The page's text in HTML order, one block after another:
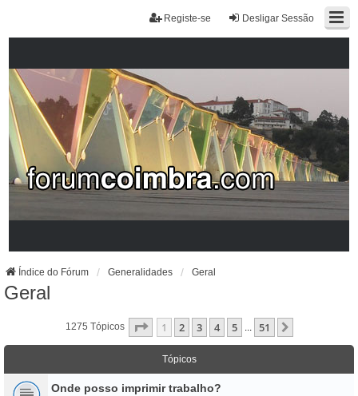
Desligar Sessão
Registe-se
Índice do Fórum Generalidades Geral
Geral
1275 Tópicos Página De 51
1 2 3 4 5 ... 51
Tópicos
Onde posso imprimir trabalho?